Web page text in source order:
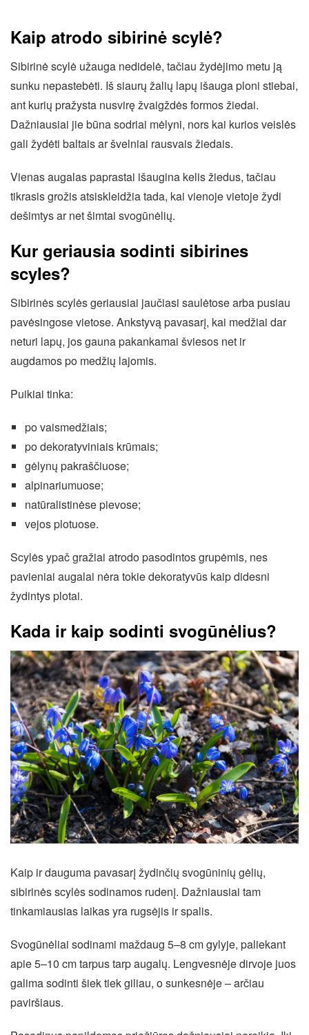
Kaip atrodo sibirinė scylė?
Sibirinė scylė užauga nedidelė, tačiau žydėjimo metu ją
sunku nepastebėti. Iš siaurų žalių lapų išauga ploni stiebai,
ant kurių pražysta nusvirę žvaigždės formos žiedai.
Dažniausiai jie būna sodriai mėlyni, nors kai kurios veislės
gali žydėti baltais ar švelniai rausvais žiedais.
Vienas augalas paprastai išaugina kelis žiedus, tačiau
tikrasis grožis atsiskleidžia tada, kai vienoje vietoje žydi
dešimtys ar net šimtai svogūnėlių.
Kur geriausia sodinti sibirines
scyles?
Sibirinės scylės geriausiai jaučiasi saulėtose arba pusiau
pavėsingose vietose. Ankstyvą pavasarį, kai medžiai dar
neturi lapų, jos gauna pakankamai šviesos net ir
augdamos po medžių lajomis.
Puikiai tinka:
po vaismedžiais;
po dekoratyviniais krūmais;
gėlynų pakraščiuose;
alpinariumuose;
natūralistinėse pievose;
vejos plotuose.
Scylės ypač gražiai atrodo pasodintos grupėmis, nes
pavieniai augalai nėra tokie dekoratyvūs kaip didesni
žydintys plotai.
Kada ir kaip sodinti svogūnėlius?
Kaip ir dauguma pavasarį žydinčių svogūninių gėlių,
sibirinės scylės sodinamos rudenį. Dažniausiai tam
tinkamiausias laikas yra rugsėjis ir spalis.
Svogūnėliai sodinami maždaug 5–8 cm gylyje, paliekant
apie 5–10 cm tarpus tarp augalų. Lengvesnėje dirvoje juos
galima sodinti šiek tiek giliau, o sunkesnėje – arčiau
paviršiaus.